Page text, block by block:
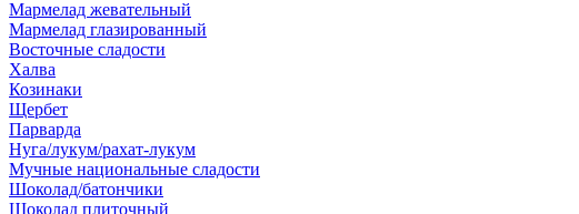
Мармелад жевательный
Мармелад глазированный
Восточные сладости
Халва
Козинаки
Щербет
Парварда
Нуга/лукум/рахат-лукум
Мучные национальные сладости
Шоколад/батончики
Шоколад плиточный